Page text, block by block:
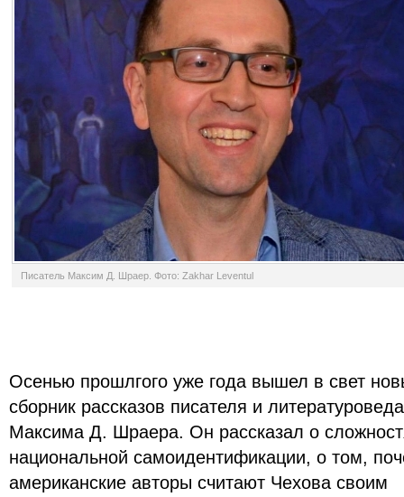
Писатель Максим Д. Шраер. Фото: Zakhar Leventul
Осенью прошлгого уже года вышел в свет
сборник рассказов писателя и литературоведа
Максима Д. Шраера. Он рассказал о
национальной самоидентификации, о том,
американские авторы считают Чехова своим